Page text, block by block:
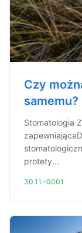
Czy
samemu?
Stomatologia
protety...
30.11.-0001